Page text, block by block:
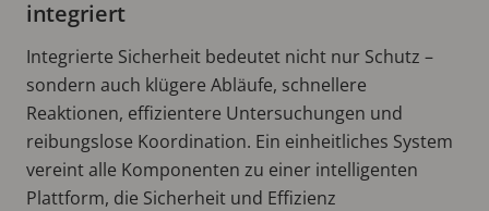
integriert
Integrierte Sicherheit bedeutet nicht nur Schutz –
sondern auch klügere Abläufe, schnellere
Reaktionen, effizientere Untersuchungen und
reibungslose Koordination. Ein einheitliches System
vereint alle Komponenten zu einer intelligenten
Plattform, die Sicherheit und Effizienz